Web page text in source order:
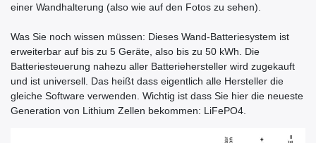
einer Wandhalterung (also wie auf den Fotos zu sehen).
Was Sie noch wissen müssen: Dieses Wand-Batteriesystem ist
erweiterbar auf bis zu 5 Geräte, also bis zu 50 kWh. Die
Batteriesteuerung nahezu aller Batteriehersteller wird zugekauft
und ist universell. Das heißt dass eigentlich alle Hersteller die
gleiche Software verwenden. Wichtig ist dass Sie hier die neueste
Generation von Lithium Zellen bekommen: LiFePO4.